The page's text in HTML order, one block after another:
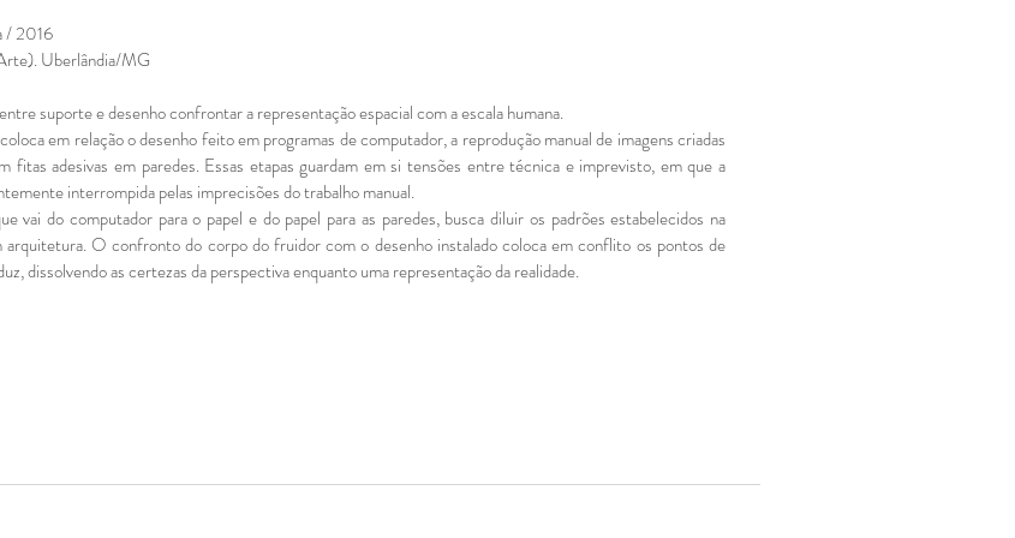
/ 2016
Uberlândia/MG
suporte e desenho confrontar a representação espacial com a escala humana.
em relação o desenho feito em programas de computador, a reprodução manual de imagens criadas
fitas adesivas em paredes. Essas etapas guardam em si tensões entre técnica e imprevisto, em que a
interrompida pelas imprecisões do trabalho manual.
vai do computador para o papel e do papel para as paredes, busca diluir os padrões estabelecidos na
arquitetura. O confronto do corpo do fruidor com o desenho instalado coloca em conflito os pontos de
dissolvendo as certezas da perspectiva enquanto uma representação da realidade.